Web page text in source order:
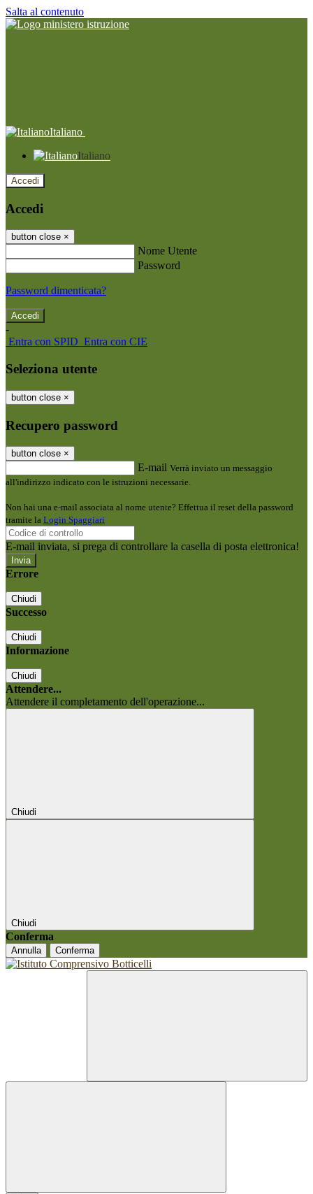
Salta al contenuto
Italiano
Italiano
Accedi
Accedi
button close ×
Nome Utente
Password
Password dimenticata?
-
Entra con SPID Entra con CIE
Seleziona utente
button close ×
Recupero password
button close ×
E-mail Verrà inviato un messaggio
all'indirizzo indicato con le istruzioni necessarie.
Non hai una e-mail associata al nome utente? Effettua il reset della password
tramite la Login Spaggiari
E-mail inviata, si prega di controllare la casella di posta elettronica!
Errore
Chiudi
Successo
Chiudi
Informazione
Chiudi
Attendere...
Attendere il completamento dell'operazione...
Chiudi
Chiudi
Conferma
Annulla Conferma